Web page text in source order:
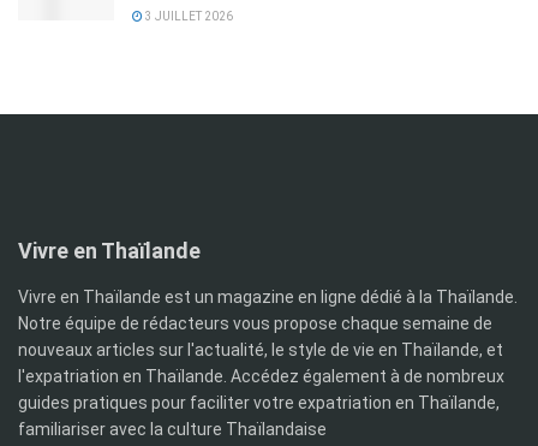
3 JUILLET 2026
Vivre en Thaïlande
Vivre en Thaïlande est un magazine en ligne dédié à la Thaïlande.
Notre équipe de rédacteurs vous propose chaque semaine de
nouveaux articles sur l'actualité, le style de vie en Thaïlande, et
l'expatriation en Thaïlande. Accédez également à de nombreux
guides pratiques pour faciliter votre expatriation en Thaïlande,
familiariser avec la culture Thaïlandaise